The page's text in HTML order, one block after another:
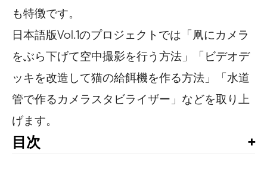
も特徴です。
日本語版Vol.1のプロジェクトでは「凧にカメラ
をぶら下げて空中撮影を行う方法」「ビデオデ
ッキを改造して猫の給餌機を作る方法」「水道
管で作るカメラスタビライザー」などを取り上
げます。
目次